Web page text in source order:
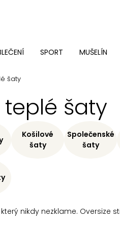
SPORT MUŠELÍN
šaty
teplé šaty
nikdy nezklame.
Košilové
šaty
Společenské
šaty